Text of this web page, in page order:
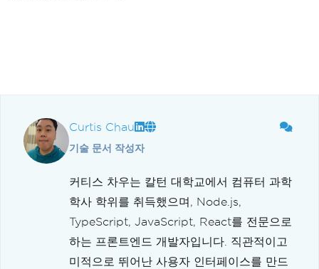
Curtis Chau
기술 문서 작성자
커티스 차우는 칼턴 대학교에서 컴퓨터 과학
학사 학위를 취득했으며, Node.js,
TypeScript, JavaScript, React를 전문으로
하는 프론트엔드 개발자입니다. 직관적이고
미적으로 뛰어난 사용자 인터페이스를 만드